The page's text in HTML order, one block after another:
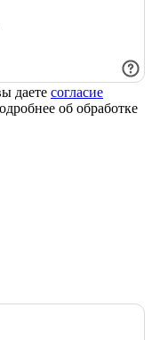
даете согласие
об обработке